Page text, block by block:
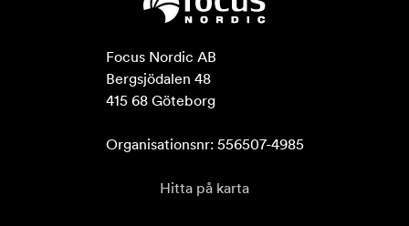
Focus Nordic AB
Bergsjödalen 48
415 68 Göteborg
Organisationsnr: 556507-4985
Hitta på karta